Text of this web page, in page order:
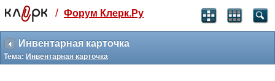
Святые угодники, Клерк без рекламы
прекрасен:)
месяц
/ Форум Клерк.Ру
Инвентарная карточка
Тема: Инвентарная карточка